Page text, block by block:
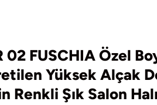
02 FUSCHIA Özel
Yüksek Alçak
Renkli Şık Salon